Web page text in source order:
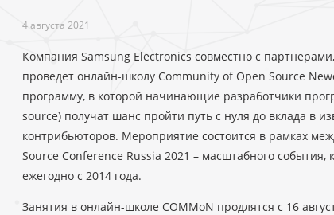
4 августа 2021
Компания Samsung Electronics совместно с
проведет онлайн-школу Community of Open Source
программу, в которой начинающие разработчики
source) получат шанс пройти путь с нуля до вклада в
контрибьюторов. Мероприятие состоится в рамках
Source Conference Russia 2021 – масштабного события,
ежегодно с 2014 года.
Занятия в онлайн-школе COMMoN продлятся с 16